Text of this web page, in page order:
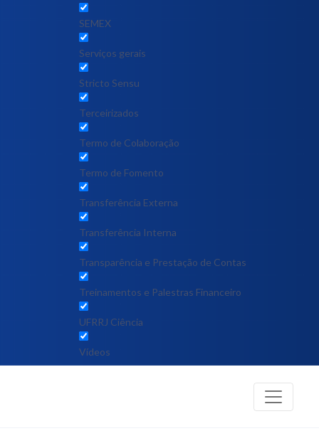
SEMEX
Serviços gerais
Stricto Sensu
Terceirizados
Termo de Colaboração
Termo de Fomento
Transferência Externa
Transferência Interna
Transparência e Prestação de Contas
Treinamentos e Palestras Financeiro
UFRRJ Ciência
Vídeos